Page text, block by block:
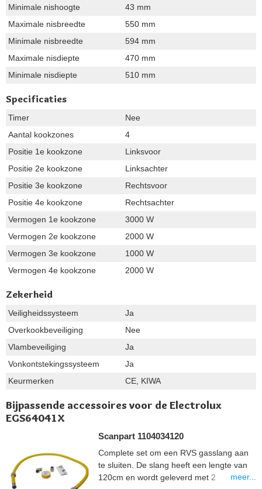
Minimale nishoogte
43 mm
Maximale nisbreedte
550 mm
Minimale nisbreedte
594 mm
Maximale nisdiepte
470 mm
Minimale nisdiepte
510 mm
Specificaties
Timer
Nee
Aantal kookzones
4
Positie 1e kookzone
Linksvoor
Positie 2e kookzone
Linksachter
Positie 3e kookzone
Rechtsvoor
Positie 4e kookzone
Rechtsachter
Vermogen 1e kookzone
3000 W
Vermogen 2e kookzone
2000 W
Vermogen 3e kookzone
1000 W
Vermogen 4e kookzone
2000 W
Zekerheid
Veiligheidssysteem
Ja
Overkookbeveiliging
Nee
Vlambeveiliging
Ja
Vonkontstekingssysteem
Ja
Keurmerken
CE, KIWA
Bijpassende accessoires voor de Electrolux
EGS64041X
Scanpart 1104034120
Complete set om een RVS gasslang aan
te sluiten. De slang heeft een lengte van
120cm en wordt geleverd met 2
meer...